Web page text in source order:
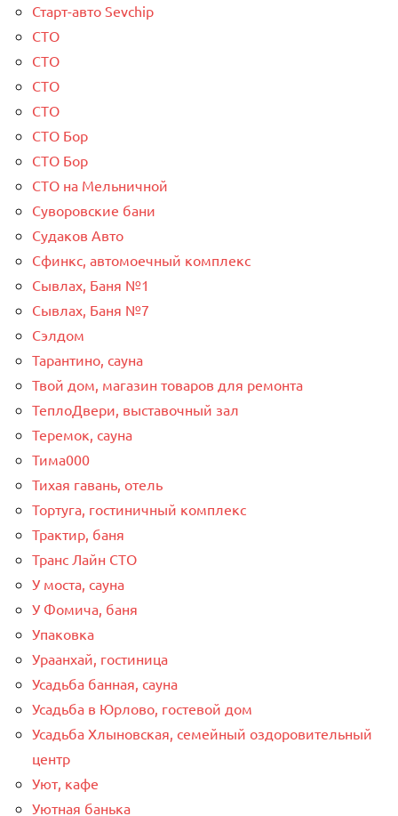
Старт-авто Sevchip
СТО
СТО
СТО
СТО
СТО Бор
СТО Бор
СТО на Мельничной
Суворовские бани
Судаков Авто
Сфинкс, автомоечный комплекс
Сывлах, Баня №1
Сывлах, Баня №7
Сэлдом
Тарантино, сауна
Твой дом, магазин товаров для ремонта
ТеплоДвери, выставочный зал
Теремок, сауна
Тима000
Тихая гавань, отель
Тортуга, гостиничный комплекс
Трактир, баня
Транс Лайн СТО
У моста, сауна
У Фомича, баня
Упаковка
Ураанхай, гостиница
Усадьба банная, сауна
Усадьба в Юрлово, гостевой дом
Усадьба Хлыновская, семейный оздоровительный
центр
Уют, кафе
Уютная банька